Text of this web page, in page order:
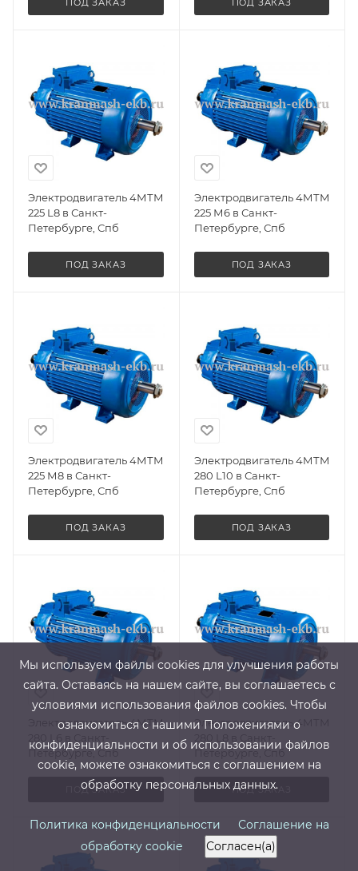
Электродвигатель 4МТМ
225 L8 в Санкт-
Петербурге, Спб
ПОД ЗАКАЗ
Электродвигатель 4МТМ
225 М6 в Санкт-
Петербурге, Спб
ПОД ЗАКАЗ
Электродвигатель 4МТМ
225 М8 в Санкт-
Петербурге, Спб
ПОД ЗАКАЗ
Электродвигатель 4МТМ
280 L10 в Санкт-
Петербурге, Спб
ПОД ЗАКАЗ
Электродвигатель 4МТМ
280 L6 в Санкт-
Петербурге, Спб
ПОД ЗАКАЗ
Электродвигатель 4МТМ
Петербурге, Спб
ПОД ЗАКАЗ
Мы используем файлы cооkies для улучшения работы
сайта. Оставаясь на нашем сайте, вы соглашаетесь с
условиями использования файлов cооkies. Чтобы
ознакомиться с нашими Положениями о
конфиденциальности и об использовании файлов
cookie, можете ознакомиться с соглашением на
обработку персональных данных.
Политика конфиденциальности
Соглашение на
обработку cookie
Согласен(а)